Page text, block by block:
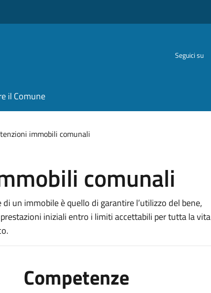
Seguici su
il Comune
immobili comunali
comunali
un immobile è quello di garantire l’utilizzo del bene,
iniziali entro i limiti accettabili per tutta la vita
Competenze